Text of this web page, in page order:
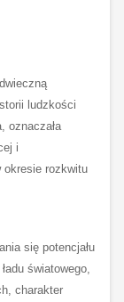
ludzkości
oznaczała
i
okresie rozkwitu
się potencjału
światowego,
charakter